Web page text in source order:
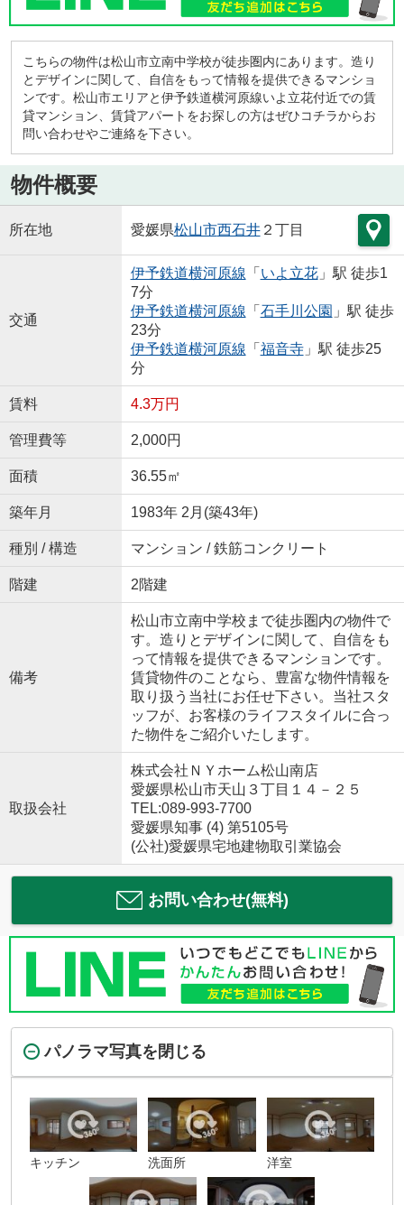
こちらの物件は松山市立南中学校が徒歩圏内にあります。造り
とデザインに関して、自信をもって情報を提供できるマンショ
ンです。松山市エリアと伊予鉄道横河原線いよ立花付近での賃
貸マンション、賃貸アパートをお探しの方はぜひコチラからお
問い合わせやご連絡を下さい。
物件概要
所在地 愛媛県松山市西石井２丁目
交通
伊予鉄道横河原線 「 いよ立花」駅 徒歩1
7分
伊予鉄道横河原線 「 石手川公園 」駅 徒歩
23分
伊予鉄道横河原線 「 福音寺」駅 徒歩25
分
賃料 4.3万円
管理費等 2,000円
面積 36.55㎡
築年月 1983年 2月(築43年)
種別 / 構造 マンション / 鉄筋コンクリート
階建 2階建
備考
松山市立南中学校まで徒歩圏内の物件で
す。造りとデザインに関して、自信をも
って情報を提供できるマンションです。
賃貸物件のことなら、豊富な物件情報を
取り扱う当社にお任せ下さい。当社スタ
ッフが、お客様のライフスタイルに合っ
た物件をご紹介いたします。
取扱会社
株式会社ＮＹホーム松山南店
愛媛県松山市天山３丁目１４－２５
TEL:089-993-7700
愛媛県知事 (4) 第5105号
(公社)愛媛県宅地建物取引業協会
お問い合わせ(無料)
パノラマ写真を閉じる
キッチン 洗面所 洋室